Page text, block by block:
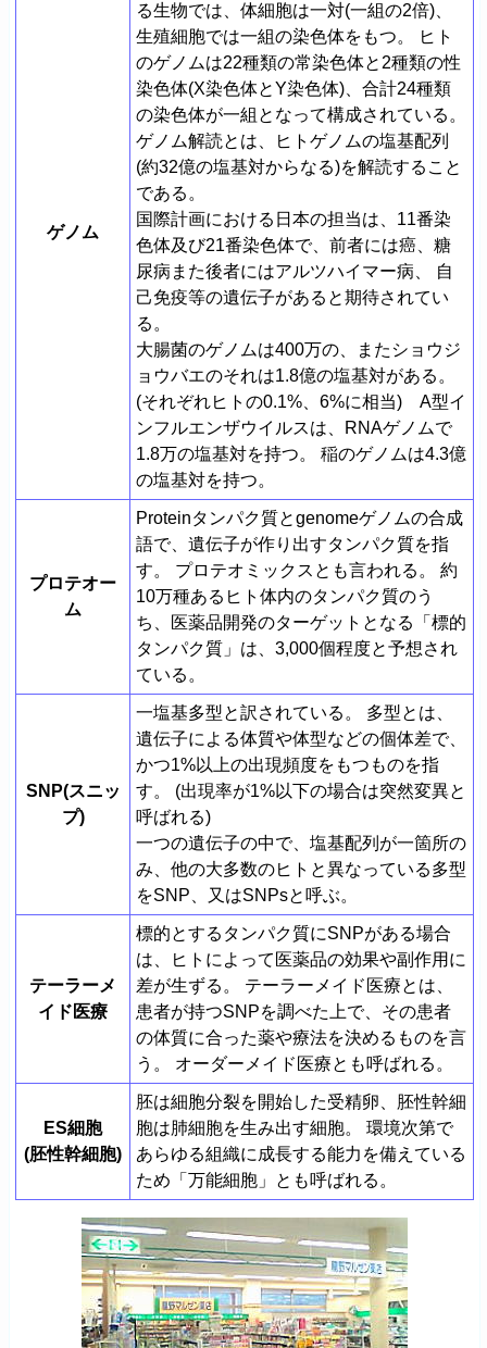
ゲノム
る生物では、体細胞は一対(一組の2倍)、
生殖細胞では一組の染色体をもつ。 ヒト
のゲノムは22種類の常染色体と2種類の性
染色体(X染色体とY染色体)、合計24種類
の染色体が一組となって構成されている。
ゲノム解読とは、ヒトゲノムの塩基配列
(約32億の塩基対からなる)を解読すること
である。
国際計画における日本の担当は、11番染
色体及び21番染色体で、前者には癌、糖
尿病また後者にはアルツハイマー病、 自
己免疫等の遺伝子があると期待されてい
る。
大腸菌のゲノムは400万の、またショウジ
ョウバエのそれは1.8億の塩基対がある。
(それぞれヒトの0.1%、6%に相当) A型イ
ンフルエンザウイルスは、RNAゲノムで
1.8万の塩基対を持つ。 稲のゲノムは4.3億
の塩基対を持つ。
プロテオー
ム
Proteinタンパク質とgenomeゲノムの合成
語で、遺伝子が作り出すタンパク質を指
す。 プロテオミックスとも言われる。 約
10万種あるヒト体内のタンパク質のう
ち、医薬品開発のターゲットとなる「標的
タンパク質」は、3,000個程度と予想され
ている。
SNP(スニッ
プ)
一塩基多型と訳されている。 多型とは、
遺伝子による体質や体型などの個体差で、
かつ1%以上の出現頻度をもつものを指
す。 (出現率が1%以下の場合は突然変異と
呼ばれる)
一つの遺伝子の中で、塩基配列が一箇所の
み、他の大多数のヒトと異なっている多型
をSNP、又はSNPsと呼ぶ。
テーラーメ
イド医療
標的とするタンパク質にSNPがある場合
は、ヒトによって医薬品の効果や副作用に
差が生ずる。 テーラーメイド医療とは、
患者が持つSNPを調べた上で、その患者
の体質に合った薬や療法を決めるものを言
う。 オーダーメイド医療とも呼ばれる。
ES細胞
(胚性幹細胞)
胚は細胞分裂を開始した受精卵、胚性幹細
胞は肺細胞を生み出す細胞。 環境次第で
あらゆる組織に成長する能力を備えている
ため「万能細胞」とも呼ばれる。